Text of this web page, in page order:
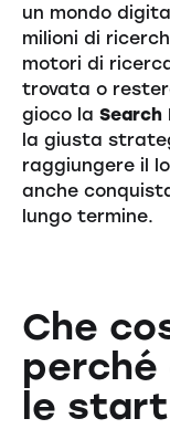
un mondo
milioni di
motori di
trovata o
gioco la Search
la giusta
raggiungere il
anche
lungo termine.
Che
perché
le